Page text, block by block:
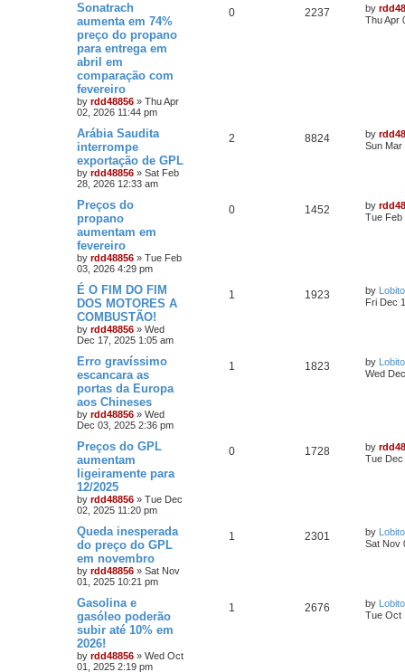
Sonatrach
aumenta em 74%
preço do propano
para entrega em
abril em
comparação com
fevereiro
by rdd48856 » Thu Apr
02, 2026 11:44 pm
0 2237 by
Thu Apr
Arábia Saudita
interrompe
exportação de GPL
by rdd48856 » Sat Feb
28, 2026 12:33 am
2 8824 by
Sun Mar
Preços do
propano
aumentam em
fevereiro
by rdd48856 » Tue Feb
03, 2026 4:29 pm
0 1452 by
Tue Feb
É O FIM DO FIM
DOS MOTORES A
COMBUSTÃO!
by rdd48856 » Wed
Dec 17, 2025 1:05 am
1 1923 by Lobito
Fri Dec
Erro gravíssimo
escancara as
portas da Europa
aos Chineses
by rdd48856 » Wed
Dec 03, 2025 2:36 pm
1 1823 by Lobito
Wed
Preços do GPL
aumentam
ligeiramente para
12/2025
by rdd48856 » Tue Dec
02, 2025 11:20 pm
0 1728 by
Tue Dec
Queda inesperada
do preço do GPL
em novembro
by rdd48856 » Sat Nov
01, 2025 10:21 pm
1 2301 by Lobito
Sat Nov
Gasolina e
gasóleo poderão
subir até 10% em
2026!
by rdd48856 » Wed Oct
01, 2025 2:19 pm
1 2676 by Lobito
Tue Oct